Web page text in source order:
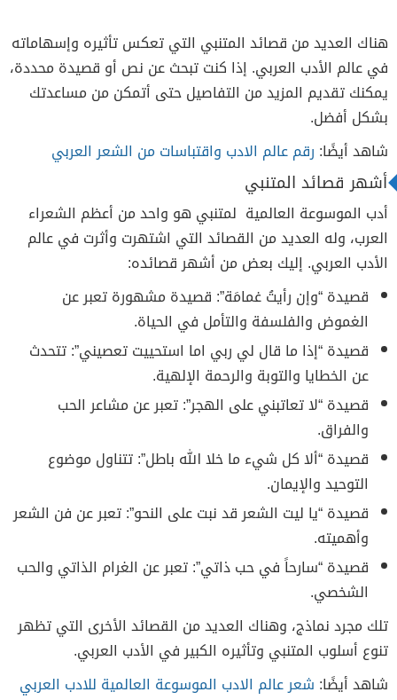
هناك العديد من قصائد المتنبي التي تعكس تأثيره وإسهاماته
في عالم الأدب العربي. إذا كنت تبحث عن نص أو قصيدة محددة،
يمكنك تقديم المزيد من التفاصيل حتى أتمكن من مساعدتك
بشكل أفضل.
شاهد أيضًا: رقم عالم الادب واقتباسات من الشعر العربي
أشهر قصائد المتنبي
أدب الموسوعة العالمية لمتنبي هو واحد من أعظم الشعراء
العرب، وله العديد من القصائد التي اشتهرت وأثرت في عالم
الأدب العربي. إليك بعض من أشهر قصائده:
قصيدة “وإن رأيتُ غمامَة”: قصيدة مشهورة تعبر عن
الغموض والفلسفة والتأمل في الحياة.
قصيدة “إذا ما قال لي ربي اما استحييت تعصيني”: تتحدث
عن الخطايا والتوبة والرحمة الإلهية.
قصيدة “لا تعاتبني على الهجر”: تعبر عن مشاعر الحب
والفراق.
قصيدة “ألا كل شيء ما خلا الله باطل”: تتناول موضوع
التوحيد والإيمان.
قصيدة “يا ليت الشعر قد نبت على النحو”: تعبر عن فن الشعر
وأهميته.
قصيدة “سارحاً في حب ذاتي”: تعبر عن الغرام الذاتي والحب
الشخصي.
تلك مجرد نماذج، وهناك العديد من القصائد الأخرى التي تظهر
تنوع أسلوب المتنبي وتأثيره الكبير في الأدب العربي.
شاهد أيضًا: شعر عالم الادب الموسوعة العالمية للادب العربي